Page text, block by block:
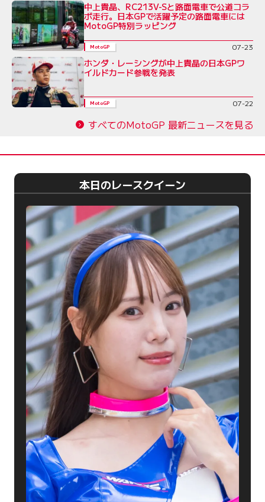
中上貴晶、RC213V-Sと路面電車で公道コラ
ボ走行。日本GPで活躍予定の路面電車には
MotoGP特別ラッピング
MotoGP 07-23
ホンダ・レーシングが中上貴晶の日本GPワ
イルドカード参戦を発表
MotoGP 07-22
すべてのMotoGP 最新ニュースを見る
本日のレースクイーン